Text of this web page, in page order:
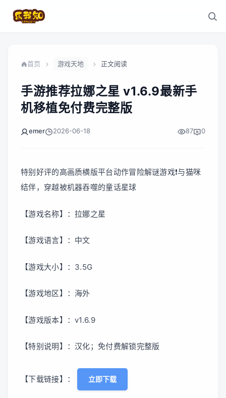
首页 游戏天地 正文阅读
手游推荐拉娜之星 v1.6.9最新手
机移植免付费完整版
emer 2026-06-18 87 0
特别好评的高画质横版平台动作冒险解谜游戏❗与猫咪
结伴，穿越被机器吞噬的童话星球
【游戏名称】：拉娜之星
【游戏语言】：中文
【游戏大小】：3.5G
【游戏地区】：海外
【游戏版本】：v1.6.9
【特别说明】：汉化；免付费解锁完整版
【下载链接】： 立即下载